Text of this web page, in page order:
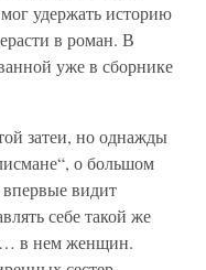
удержать историю
в роман. В
уже в сборнике
затеи, но однажды
о большом
видит
себе такой же
в нем женщин.